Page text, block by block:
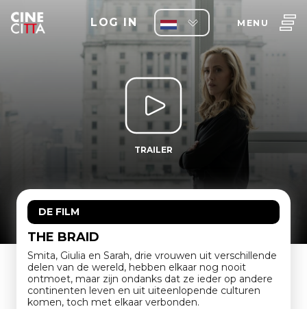
LOG IN MENU
TRAILER
DE FILM
THE BRAID
Smita, Giulia en Sarah, drie vrouwen uit verschillende
delen van de wereld, hebben elkaar nog nooit
ontmoet, maar zijn ondanks dat ze ieder op andere
continenten leven en uit uiteenlopende culturen
komen, toch met elkaar verbonden.